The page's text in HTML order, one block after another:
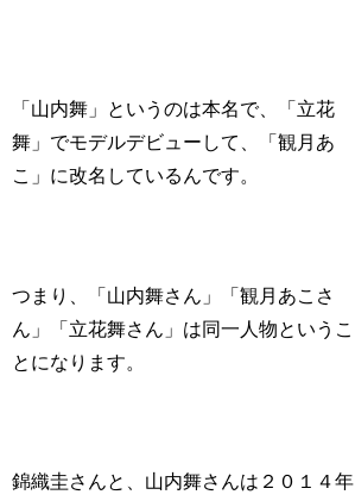
「山内舞」というのは本名で、「立花
舞」でモデルデビューして、「観月あ
こ」に改名しているんです。
つまり、「山内舞さん」「観月あこさ
ん」「立花舞さん」は同一人物というこ
とになります。
錦織圭さんと、山内舞さんは２０１４年